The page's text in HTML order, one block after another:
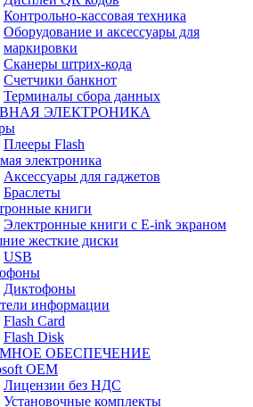
Контрольно-кассовая техника
Оборудование и аксессуары для
маркировки
Сканеры штрих-кода
Счетчики банкнот
Терминалы сбора данных
ЭЛЕКТРОНИКА
Плееры Flash
электроника
Аксессуары для гаджетов
Браслеты
книги
Электронные книги с E-ink экраном
жесткие диски
USB
Диктофоны
информации
Flash Card
Flash Disk
ОБЕСПЕЧЕНИЕ
OEM
Лицензии без НДС
Установочные комплекты